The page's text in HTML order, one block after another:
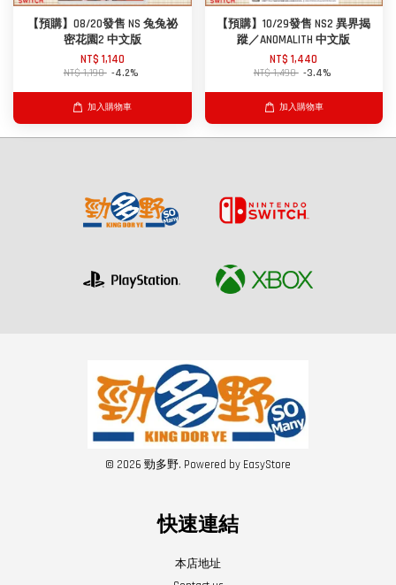
【預購】08/20發售 NS 兔兔祕
密花園2 中文版
NT$ 1,140
NT$ 1,190 -4.2%
加入購物車
【預購】10/29發售 NS2 異界揭
蹤／ANOMALITH 中文版
NT$ 1,440
NT$ 1,490 -3.4%
加入購物車
© 2026 勁多野. Powered by EasyStore
快速連結
本店地址